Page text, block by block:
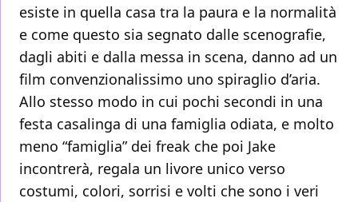
esiste in quella casa tra la paura e la normalità
e come questo sia segnato dalle scenografie,
dagli abiti e dalla messa in scena, danno ad un
film convenzionalissimo uno spiraglio d’aria.
Allo stesso modo in cui pochi secondi in una
festa casalinga di una famiglia odiata, e molto
meno “famiglia” dei freak che poi Jake
incontrerà, regala un livore unico verso
costumi, colori, sorrisi e volti che sono i veri